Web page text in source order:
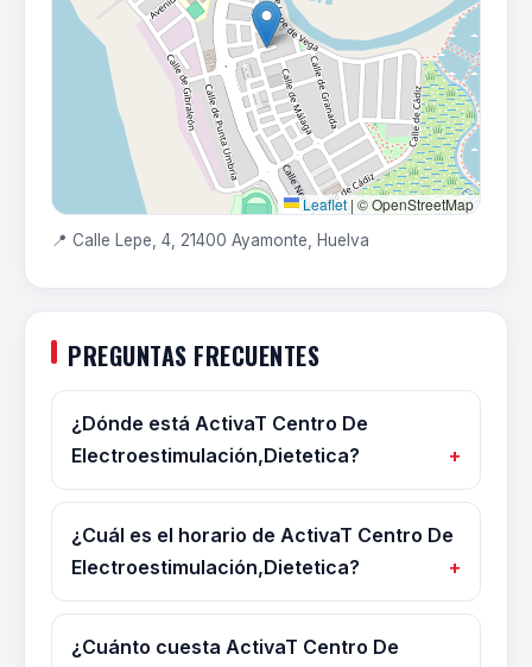
Leaflet | © OpenStreetMap
📍 Calle Lepe, 4, 21400 Ayamonte, Huelva
PREGUNTAS FRECUENTES
¿Dónde está ActivaT Centro De
Electroestimulación,Dietetica?
¿Cuál es el horario de ActivaT Centro De
Electroestimulación,Dietetica?
¿Cuánto cuesta ActivaT Centro De